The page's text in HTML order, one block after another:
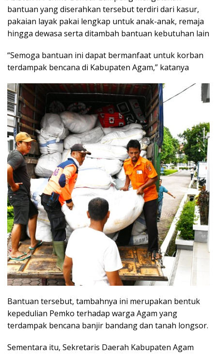
bantuan yang diserahkan tersebut terdiri dari kasur,
pakaian layak pakai lengkap untuk anak-anak, remaja
hingga dewasa serta ditambah bantuan kebutuhan lain
“Semoga bantuan ini dapat bermanfaat untuk korban
terdampak bencana di Kabupaten Agam,” katanya
Bantuan tersebut, tambahnya ini merupakan bentuk
kepedulian Pemko terhadap warga Agam yang
terdampak bencana banjir bandang dan tanah longsor.
Sementara itu, Sekretaris Daerah Kabupaten Agam